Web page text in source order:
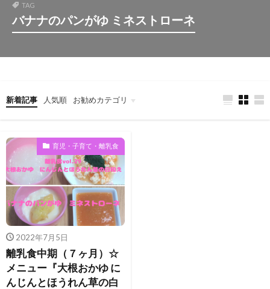
TAG
バナナのパンがゆ ミネストローネ
新着記事 人気順 お勧めカテゴリ
育児・子育て・離乳食
2022年7月5日
離乳食中期（７ヶ月）☆
メニュー『大根おかゆ に
んじんとほうれん草の白